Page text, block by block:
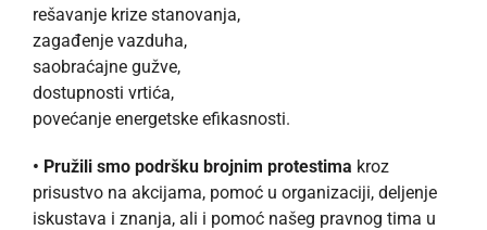
rešavanje krize stanovanja,
zagađenje vazduha,
saobraćajne gužve,
dostupnosti vrtića,
povećanje energetske efikasnosti.
• Pružili smo podršku brojnim protestima kroz
prisustvo na akcijama, pomoć u organizaciji, deljenje
iskustava i znanja, ali i pomoć našeg pravnog tima u